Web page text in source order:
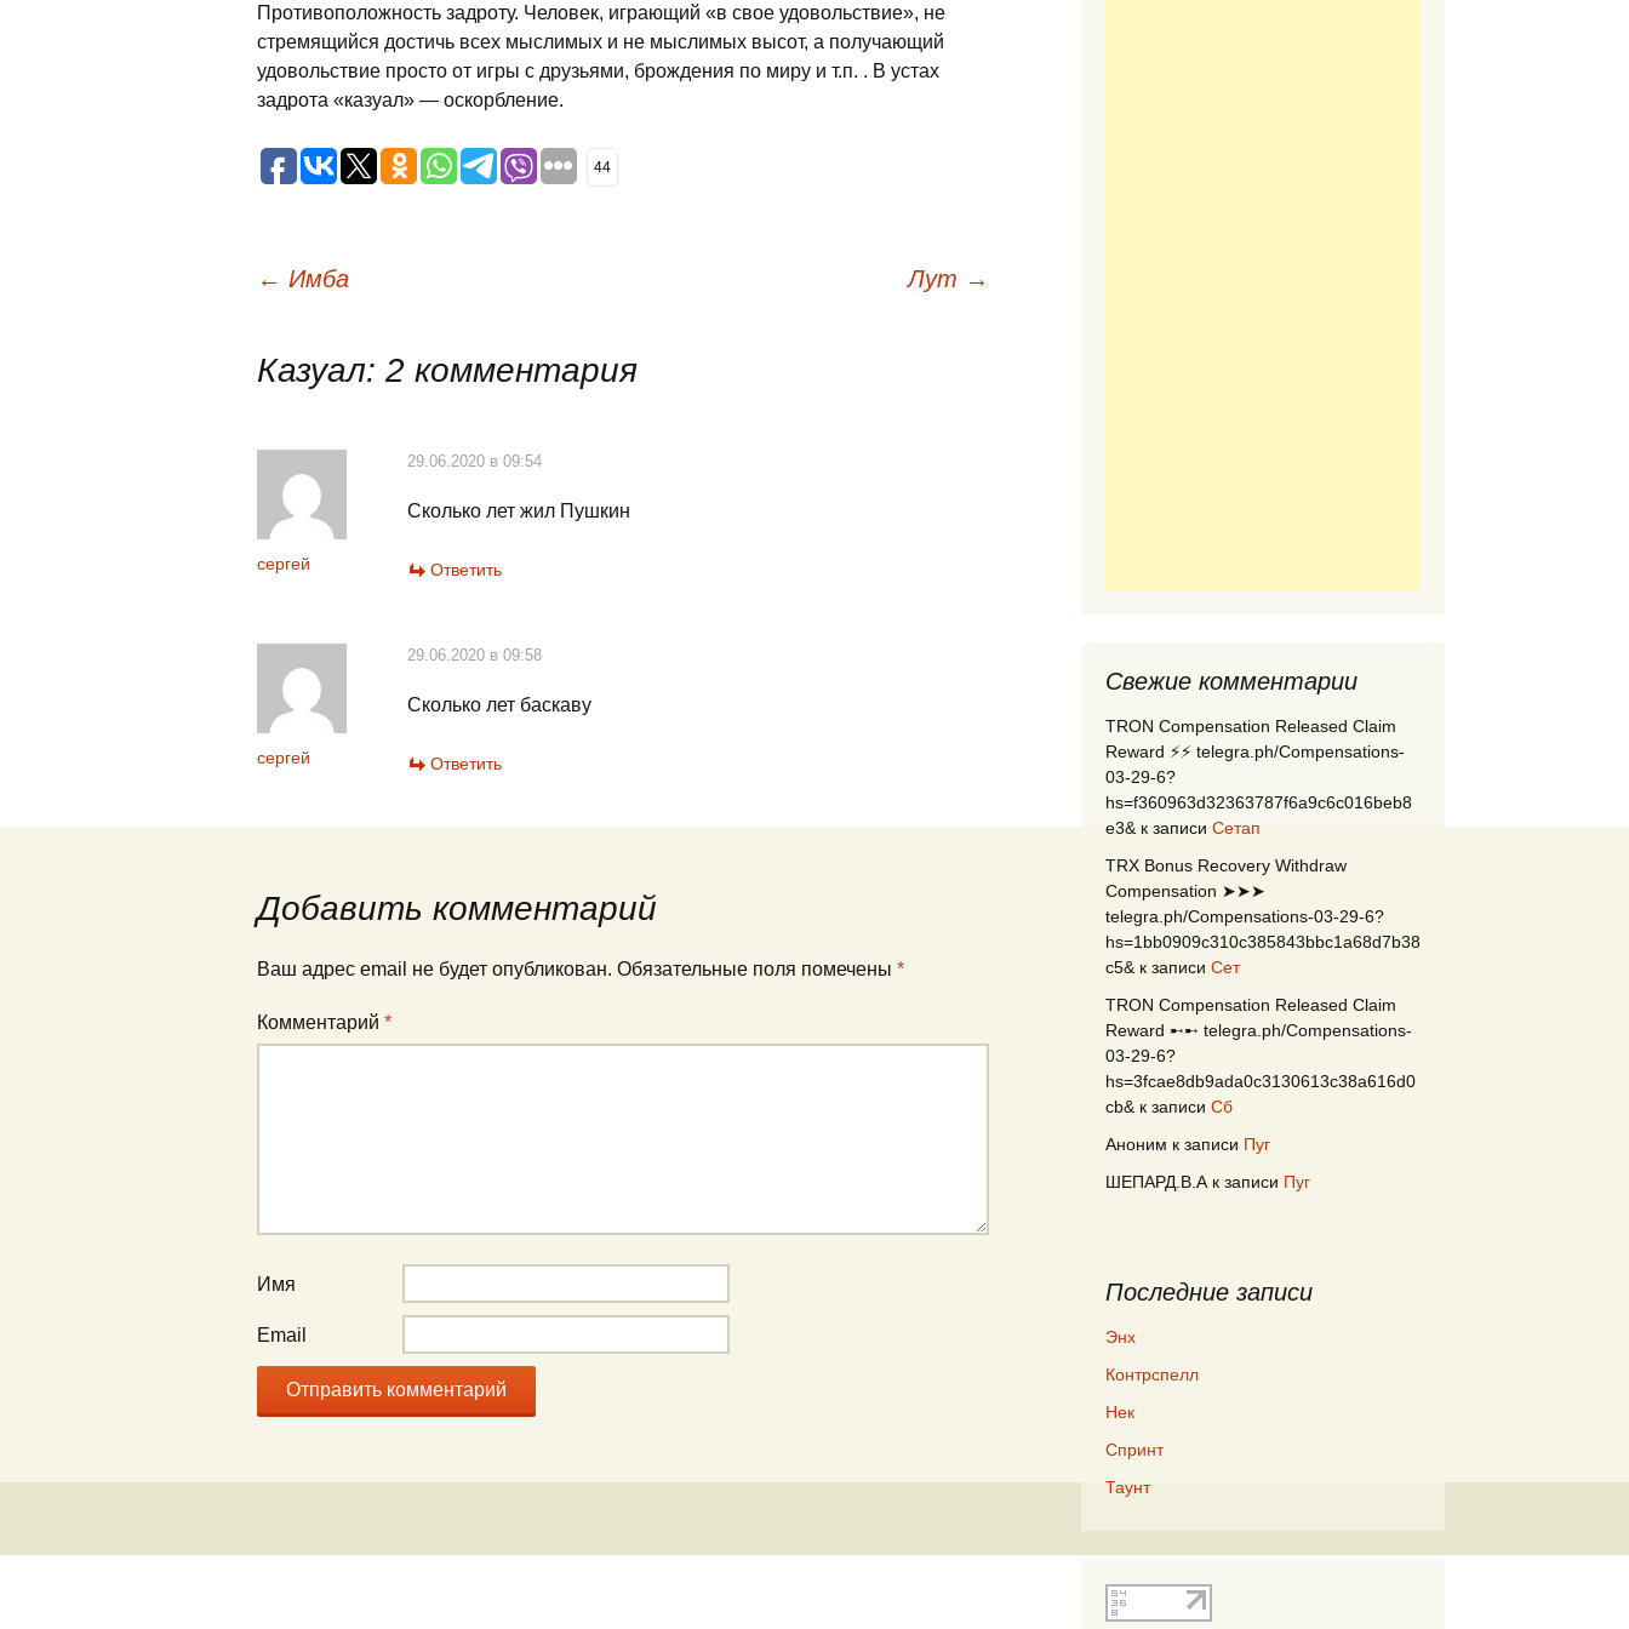
Противоположность задроту. Человек, играющий «в свое удовольствие», не
стремящийся достичь всех мыслимых и не мыслимых высот, а получающий
удовольствие просто от игры с друзьями, брождения по миру и т.п. . В устах
задрота «казуал» — оскорбление.
44
Навигация
← Имба Лут →
Казуал: 2 комментария
сергей
29.06.2020 в 09:54
Сколько лет жил Пушкин
Ответить
сергей
29.06.2020 в 09:58
Сколько лет баскаву
Ответить
Добавить комментарий
Ваш адрес email не будет опубликован. Обязательные поля помечены *
Комментарий *
Имя
Email
Свежие комментарии
TRON Compensation Released Claim
Reward ⚡⚡ telegra.ph/Compensations-
03-29-6?
hs=f360963d32363787f6a9c6c016beb8
e3& к записи Сетап
TRX Bonus Recovery Withdraw
Compensation ➤➤➤
telegra.ph/Compensations-03-29-6?
hs=1bb0909c310c385843bbc1a68d7b38
c5& к записи Сет
TRON Compensation Released Claim
Reward ➸➸ telegra.ph/Compensations-
03-29-6?
hs=3fcae8db9ada0c3130613c38a616d0
cb& к записи Сб
Аноним к записи Пуг
ШЕПАРД.В.А к записи Пуг
Последние записи
Энх
Контрспелл
Нек
Спринт
Таунт